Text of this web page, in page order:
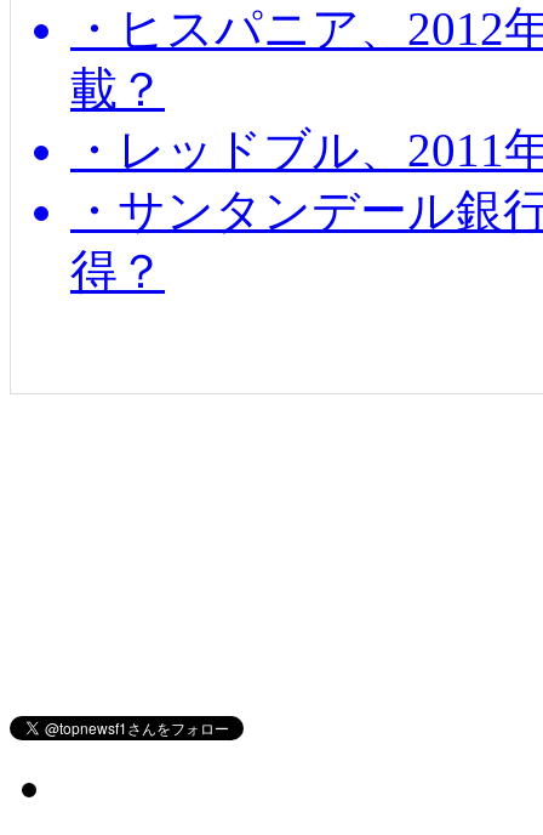
・ヒスパニア、2012
載？
・レッドブル、2011
・サンタンデール銀
得？